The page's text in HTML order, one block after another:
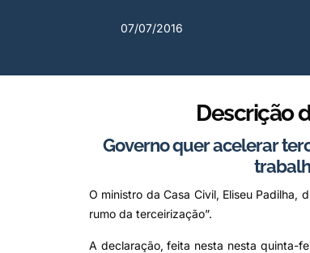
07/07/2016
Descrição
Governo quer acelerar
O ministro da Casa Civil, Eliseu Padilha,
rumo da terceirização”.
A declaração, feita nesta nesta quinta-